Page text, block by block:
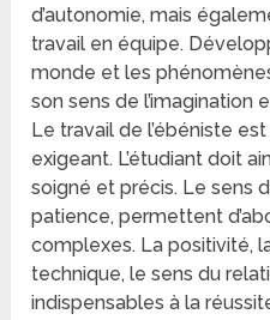
d’autonomie, mais
travail en équipe.
monde et les
son sens de l’imagination
Le travail de l’ébéniste
exigeant. L’étudiant doit
soigné et précis. Le sens
patience, permettent
complexes. La positivité,
technique, le sens du
indispensables à la